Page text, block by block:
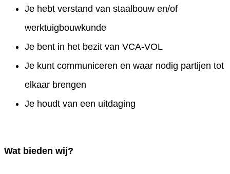
Je hebt verstand van staalbouw en/of
werktuigbouwkunde
Je bent in het bezit van VCA-VOL
Je kunt communiceren en waar nodig partijen tot
elkaar brengen
Je houdt van een uitdaging
Wat bieden wij?